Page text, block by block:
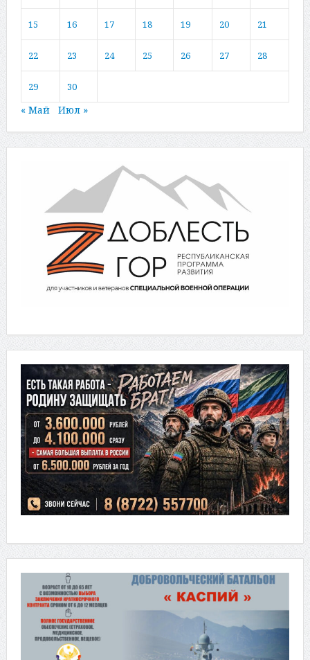
15 16 17 18 19 20 21
22 23 24 25 26 27 28
29 30
« Май Июл »